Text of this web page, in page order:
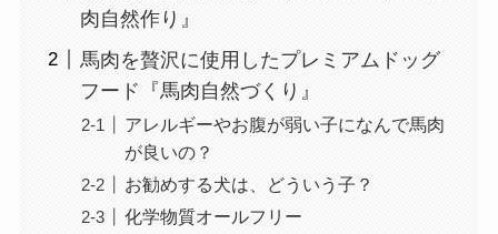
肉自然作り』
馬肉を贅沢に使用したプレミアムドッグ
フード『馬肉自然づくり』
アレルギーやお腹が弱い子になんで馬肉
が良いの？
お勧めする犬は、どういう子？
化学物質オールフリー